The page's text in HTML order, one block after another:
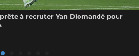
à recruter Yan Diomandé pour